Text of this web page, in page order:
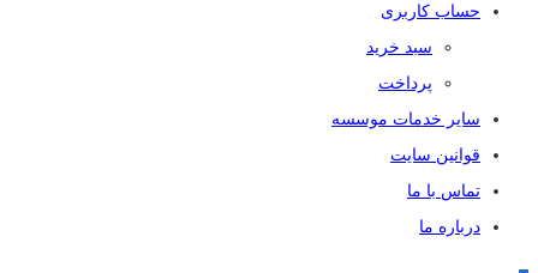
حساب کاربری
سبد خرید
پرداخت
سایر خدمات موسسه
قوانین سایت
تماس با ما
درباره ما